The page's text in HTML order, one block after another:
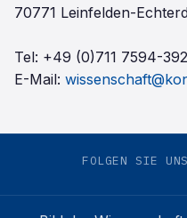
70771 Leinfelden-
Tel: +49 (0)711 7594-392
E-Mail:
FOLGEN SIE UNS